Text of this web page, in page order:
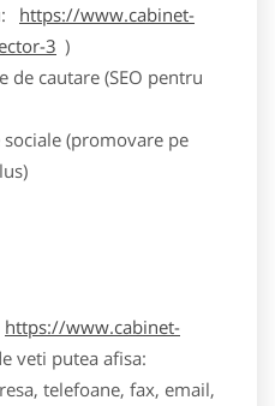
https://www.cabinet-
3 )
cautare (SEO pentru
(promovare pe
https://www.cabinet-
veti putea afisa:
telefoane, fax, email,